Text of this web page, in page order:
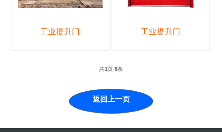
工业提升门 工业提升门
共1页 8条
返回上一页